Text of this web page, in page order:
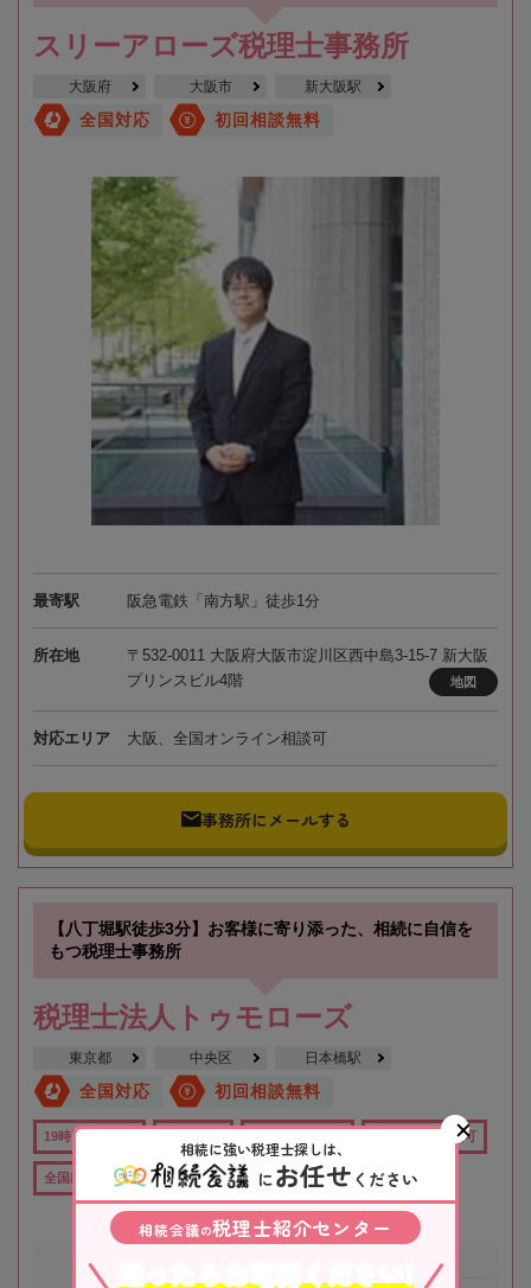
スリーアローズ税理士事務所
大阪府 大阪市 新大阪駅
全国対応 初回相談無料
最寄駅 阪急電鉄「南方駅」徒歩1分
所在地
〒532-0011 大阪府大阪市淀川区西中島3-15-7 新大阪
プリンスビル4階
地図
対応エリア 大阪、全国オンライン相談可
事務所にメールする
【八丁堀駅徒歩3分】お客様に寄り添った、相続に自信を
もつ税理士事務所
税理士法人トゥモローズ
東京都 中央区 日本橋駅
全国対応 初回相談無料
19時以降TEL可 オンライン相談可
全国出張対応可 行政書士在籍 女性税理士在籍
相続に強い税理士探しは、
にお任せ ください
相続会議の税理士紹介センター